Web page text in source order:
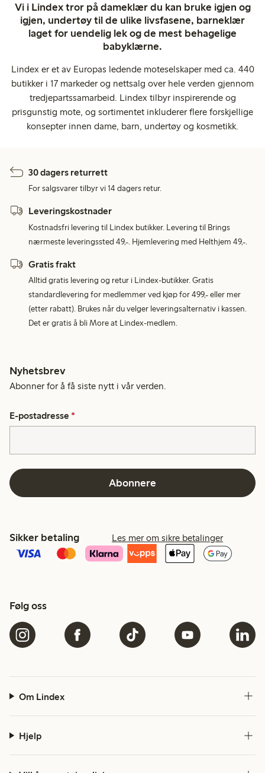
Vi i Lindex tror på dameklær du kan bruke igjen og
igjen, undertøy til de ulike livsfasene, barneklær
laget for uendelig lek og de mest behagelige
babyklærne.
Lindex er et av Europas ledende moteselskaper med ca. 440
butikker i 17 markeder og nettsalg over hele verden gjennom
tredjepartssamarbeid. Lindex tilbyr inspirerende og
prisgunstig mote, og sortimentet inkluderer flere forskjellige
konsepter innen dame, barn, undertøy og kosmetikk.
30 dagers returrett
For salgsvarer tilbyr vi 14 dagers retur.
Leveringskostnader
Kostnadsfri levering til Lindex butikker. Levering til Brings
nærmeste leveringssted 49,-. Hjemlevering med Helthjem 49,-.
Gratis frakt
Alltid gratis levering og retur i Lindex-butikker. Gratis
standardlevering for medlemmer ved kjøp for 499,- eller mer
(etter rabatt). Brukes når du velger leveringsalternativ i kassen.
Det er gratis å bli More at Lindex-medlem.
Nyhetsbrev
Abonner for å få siste nytt i vår verden.
E-postadresse *
Abonnere
Sikker betaling Les mer om sikre betalinger
Følg oss
Om Lindex
Hjelp